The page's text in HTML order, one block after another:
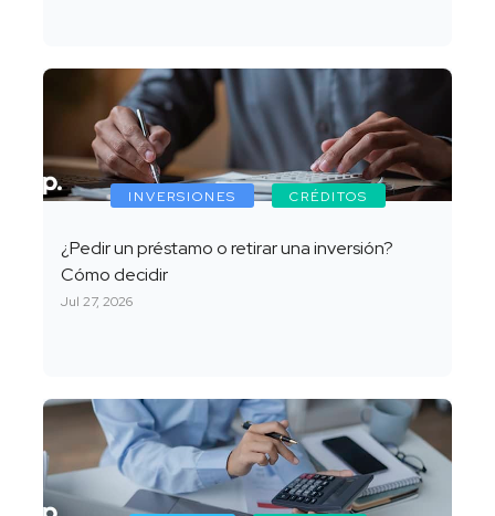
INVERSIONES CRÉDITOS
¿Pedir un préstamo o retirar una inversión?
Cómo decidir
Jul 27, 2026